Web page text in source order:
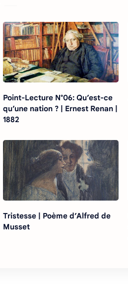
Point-Lecture N°06: Qu’est-ce
qu’une nation ? | Ernest Renan |
1882
Tristesse | Poème d’Alfred de
Musset